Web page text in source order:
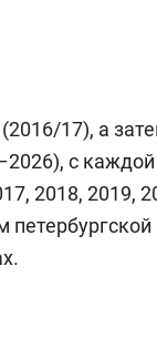
17), а
с
2018, 2019,